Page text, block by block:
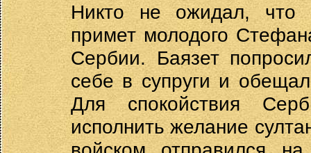
Никто не ожидал, что
примет молодого
Сербии. Баязет
себе в супруги и
Для спокойствия
исполнить желание